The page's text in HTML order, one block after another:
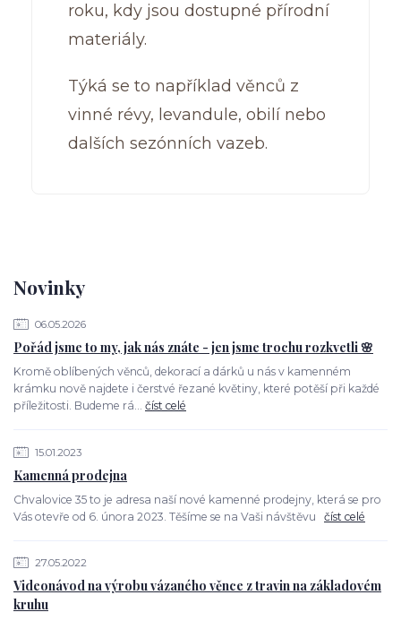
Novinky
06.05.2026
Pořád jsme to my, jak nás znáte - jen jsme trochu rozkvetli 🌸
Kromě oblíbených věnců, dekorací a dárků u nás v kamenném
krámku nově najdete i čerstvé řezané květiny, které potěší při každé
příležitosti. Budeme rá... číst celé
15.01.2023
Kamenná prodejna
Chvalovice 35 to je adresa naší nové kamenné prodejny, která se pro
Vás otevře od 6. února 2023. Těšíme se na Vaši návštěvu číst celé
27.05.2022
Videonávod na výrobu vázaného věnce z travin na základovém
kruhu
roku, kdy jsou dostupné přírodní
materiály.
Týká se to například věnců z
vinné révy, levandule, obilí nebo
dalších sezónních vazeb.